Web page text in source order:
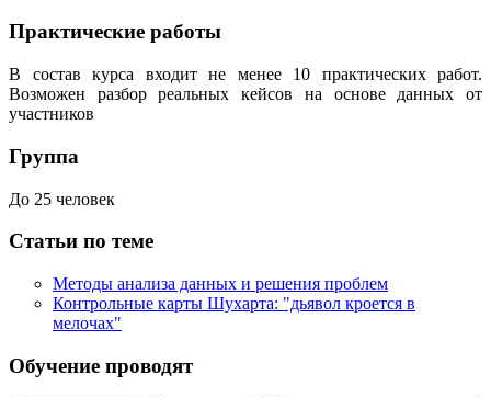
Практические работы
В состав курса входит не менее 10 практических работ.
Возможен разбор реальных кейсов на основе данных от
участников
Группа
До 25 человек
Статьи по теме
Методы анализа данных и решения проблем
Контрольные карты Шухарта: "дьявол кроется в
мелочах"
Обучение проводят